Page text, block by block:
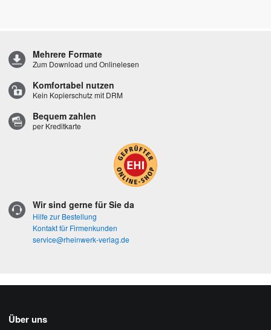
Mehrere Formate
Zum Download und Onlinelesen
Komfortabel nutzen
Kein Kopierschutz mit DRM
Bequem zahlen
per Kreditkarte
Wir sind gerne für Sie da
Hilfe zur Bestellung
Kontakt für Firmenkunden
service@rheinwerk-verlag.de
Über uns